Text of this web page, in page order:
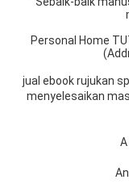
Personal Home
jual ebook rujukan
menyelesaikan